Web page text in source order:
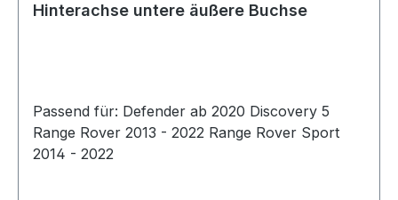
Hinterachse untere äußere Buchse
Passend für: Defender ab 2020 Discovery 5
Range Rover 2013 - 2022 Range Rover Sport
2014 - 2022